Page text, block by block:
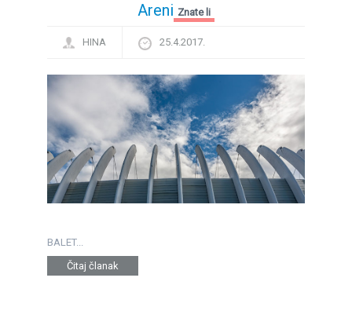
Areni Znate li
HINA 25.4.2017.
BALET...
Čitaj članak